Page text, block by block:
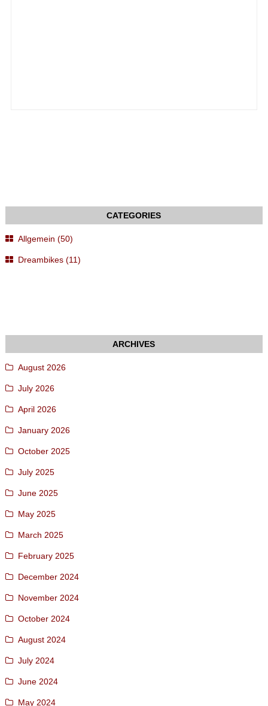
Allgemein (50)
Dreambikes (11)
August 2026
July 2026
April 2026
January 2026
October 2025
July 2025
June 2025
May 2025
March 2025
February 2025
December 2024
November 2024
October 2024
August 2024
July 2024
June 2024
May 2024